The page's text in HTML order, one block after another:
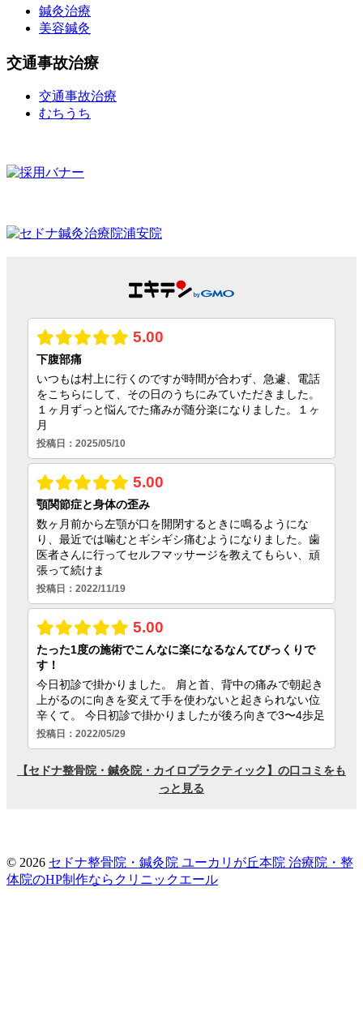
鍼灸治療
美容鍼灸
交通事故治療
交通事故治療
むちうち
© 2026 セドナ整骨院・鍼灸院 ユーカリが丘本院 治療院・整
体院のHP制作ならクリニックエール